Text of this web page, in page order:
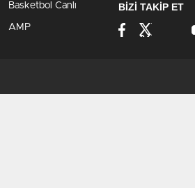
Basketbol Canlı
AMP
BİZİ TAKİP ET